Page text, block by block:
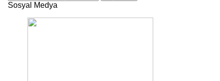
Sosyal Medya